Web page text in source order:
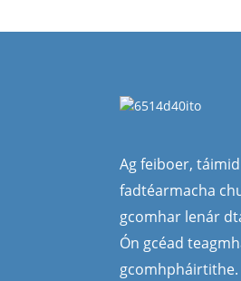
Ag feiboer,
fadtéarmacha
gcomhar lenár
Ón gcéad